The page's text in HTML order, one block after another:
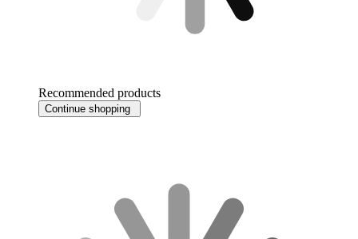
Recommended products
Continue shopping